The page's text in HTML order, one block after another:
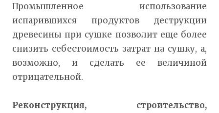
Промышленное использование
испарившихся продуктов деструкции
древесины при сушке позволит еще более
снизить себестоимость затрат на сушку, а,
возможно, и сделать ее величиной
отрицательной.
Реконструкция, строительство,